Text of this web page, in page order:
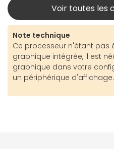
Voir toutes les
Note technique
Ce processeur n'étant pas
graphique intégrée, il est
graphique dans votre
un périphérique d'affichage.